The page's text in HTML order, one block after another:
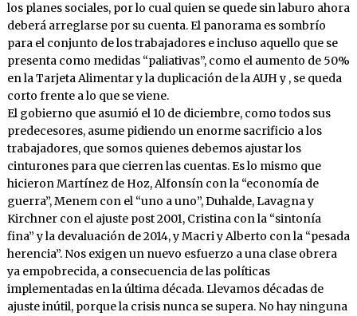
los planes sociales, por lo cual quien se quede sin laburo ahora
deberá arreglarse por su cuenta. El panorama es sombrío
para el conjunto de los trabajadores e incluso aquello que se
presenta como medidas “paliativas”, como el aumento de 50%
en la Tarjeta Alimentar y la duplicación de la AUH y , se queda
corto frente a lo que se viene.
El gobierno que asumió el 10 de diciembre, como todos sus
predecesores, asume pidiendo un enorme sacrificio a los
trabajadores, que somos quienes debemos ajustar los
cinturones para que cierren las cuentas. Es lo mismo que
hicieron Martínez de Hoz, Alfonsín con la “economía de
guerra”, Menem con el “uno a uno”, Duhalde, Lavagna y
Kirchner con el ajuste post 2001, Cristina con la “sintonía
fina” y la devaluación de 2014, y Macri y Alberto con la “pesada
herencia”. Nos exigen un nuevo esfuerzo a una clase obrera
ya empobrecida, a consecuencia de las políticas
implementadas en la última década. Llevamos décadas de
ajuste inútil, porque la crisis nunca se supera. No hay ninguna